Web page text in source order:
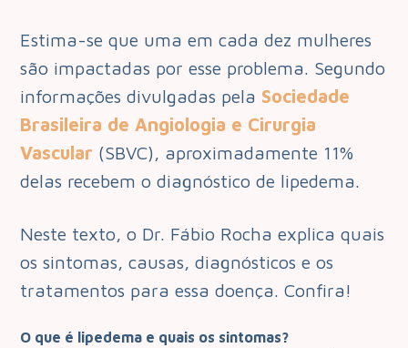
Estima-se que uma em cada dez mulheres
são impactadas por esse problema. Segundo
informações divulgadas pela Sociedade
Brasileira de Angiologia e Cirurgia
Vascular (SBVC), aproximadamente 11%
delas recebem o diagnóstico de lipedema.
Neste texto, o Dr. Fábio Rocha explica quais
os sintomas, causas, diagnósticos e os
tratamentos para essa doença. Confira!
O que é lipedema e quais os sintomas?